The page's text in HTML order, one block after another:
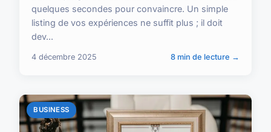
quelques secondes pour convaincre. Un simple
listing de vos expériences ne suffit plus ; il doit
dev...
4 décembre 2025 8 min de lecture →
BUSINESS